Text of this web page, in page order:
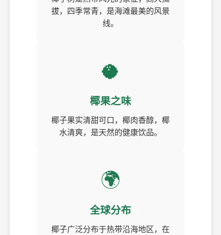
拔，四季常青，是海滩最美的风景
线。
🥥
椰果之味
椰子果实清甜可口，椰肉香醇，椰
水清爽，是天然的健康饮品。
🌍
全球分布
椰子广泛分布于热带沿海地区，在